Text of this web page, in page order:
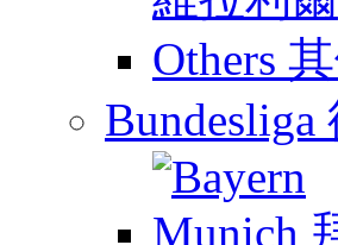
Others
Bundesliga